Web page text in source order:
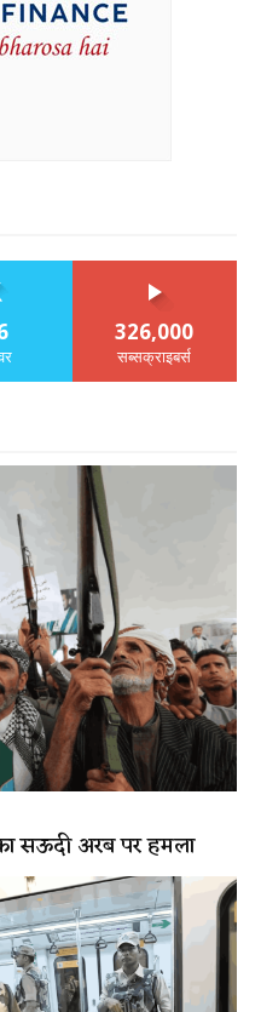
326,000
सब्सक्राइबर्स
का सऊदी अरब पर हमला